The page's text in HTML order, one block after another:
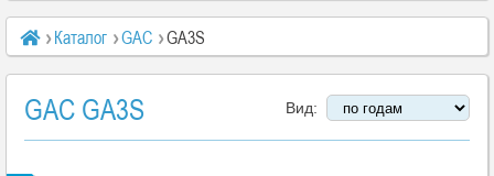
Каталог GAC GA3S
Вид:
GAC GA3S